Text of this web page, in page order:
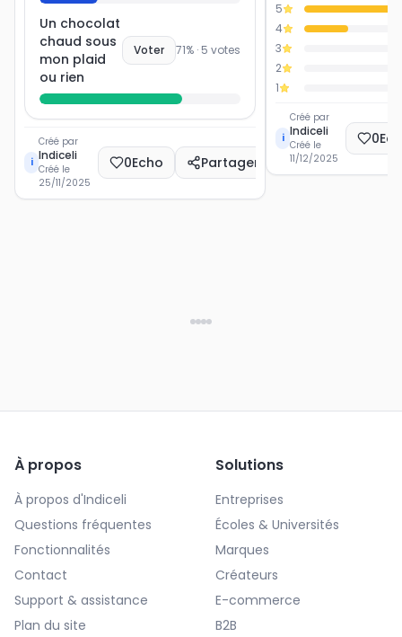
Un chocolat
chaud sous
mon plaid
ou rien
Voter 71% · 5 votes
i
Créé par
Indiceli
Créé le
25/11/2025
0Echo Partager
5
4
3
2
1
i
Créé par
Indiceli
Créé le
11/12/2025
0
À propos
À propos d'Indiceli
Questions fréquentes
Fonctionnalités
Contact
Support & assistance
Plan du site
Solutions
Entreprises
Écoles & Universités
Marques
Créateurs
E-commerce
B2B